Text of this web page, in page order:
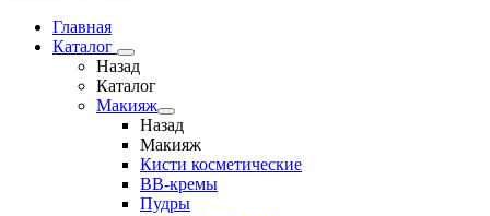
Главная
Каталог
Назад
Каталог
Макияж
Назад
Макияж
Кисти косметические
BB-кремы
Пудры